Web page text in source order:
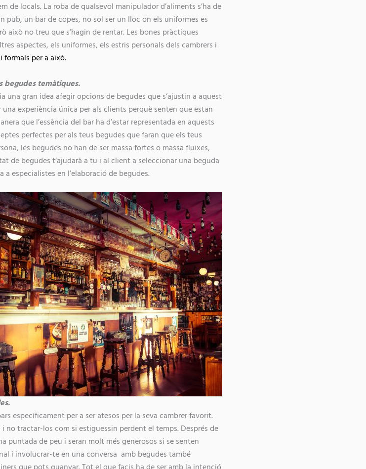
de locals. La roba de qualsevol manipulador d’aliments s’ha de
pub, un bar de copes, no sol ser un lloc on els uniformes es
això no treu que s’hagin de rentar. Les bones pràctiques
aspectes, els uniformes, els estris personals dels cambrers i
i formals per a això.
begudes temàtiques.
una gran idea afegir opcions de begudes que s’ajustin a aquest
experiència única per als clients perquè senten que estan
que l’essència del bar ha d’estar representada en aquests
perfectes per als teus begudes que faran que els teus
les begudes no han de ser massa fortes o massa fluixes,
de begudes t’ajudarà a tu i al client a seleccionar una beguda
especialistes en l’elaboració de begudes.
específicament per a ser atesos per la seva cambrer favorit.
no tractar-los com si estiguessin perdent el temps. Després de
puntada de peu i seran molt més generosos si se senten
i involucrar-te en una conversa amb begudes també